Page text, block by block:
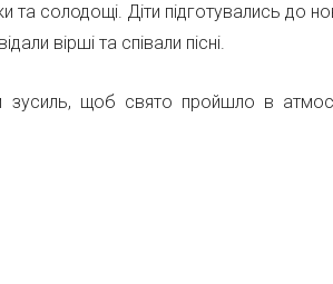
солодощі. Діти підготувались до
вірші та співали пісні.
зусиль, щоб свято пройшло в